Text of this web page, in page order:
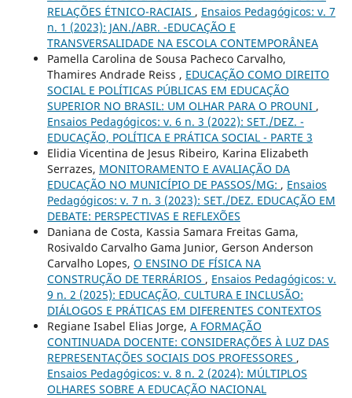
RELAÇÕES ÉTNICO-RACIAIS , Ensaios Pedagógicos: v. 7
n. 1 (2023): JAN./ABR. -EDUCAÇÃO E
TRANSVERSALIDADE NA ESCOLA CONTEMPORÂNEA
Pamella Carolina de Sousa Pacheco Carvalho,
Thamires Andrade Reiss , EDUCAÇÃO COMO DIREITO
SOCIAL E POLÍTICAS PÚBLICAS EM EDUCAÇÃO
SUPERIOR NO BRASIL: UM OLHAR PARA O PROUNI ,
Ensaios Pedagógicos: v. 6 n. 3 (2022): SET./DEZ. -
EDUCAÇÃO, POLÍTICA E PRÁTICA SOCIAL - PARTE 3
Elidia Vicentina de Jesus Ribeiro, Karina Elizabeth
Serrazes, MONITORAMENTO E AVALIAÇÃO DA
EDUCAÇÃO NO MUNICÍPIO DE PASSOS/MG: , Ensaios
Pedagógicos: v. 7 n. 3 (2023): SET./DEZ. EDUCAÇÃO EM
DEBATE: PERSPECTIVAS E REFLEXÕES
Daniana de Costa, Kassia Samara Freitas Gama,
Rosivaldo Carvalho Gama Junior, Gerson Anderson
Carvalho Lopes, O ENSINO DE FÍSICA NA
CONSTRUÇÃO DE TERRÁRIOS , Ensaios Pedagógicos: v.
9 n. 2 (2025): EDUCAÇÃO, CULTURA E INCLUSÃO:
DIÁLOGOS E PRÁTICAS EM DIFERENTES CONTEXTOS
Regiane Isabel Elias Jorge, A FORMAÇÃO
CONTINUADA DOCENTE: CONSIDERAÇÕES À LUZ DAS
REPRESENTAÇÕES SOCIAIS DOS PROFESSORES ,
Ensaios Pedagógicos: v. 8 n. 2 (2024): MÚLTIPLOS
OLHARES SOBRE A EDUCAÇÃO NACIONAL